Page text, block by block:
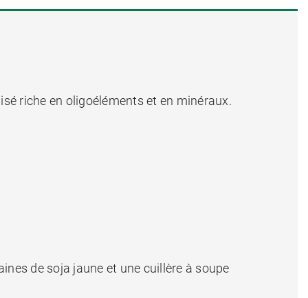
riche en oligoéléments et en minéraux.
de soja jaune et une cuillère à soupe